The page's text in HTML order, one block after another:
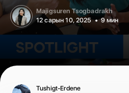
Majigsuren Tsogbadrakh
12 сарын 10, 2025
9 мин
Tushigt-Erdene